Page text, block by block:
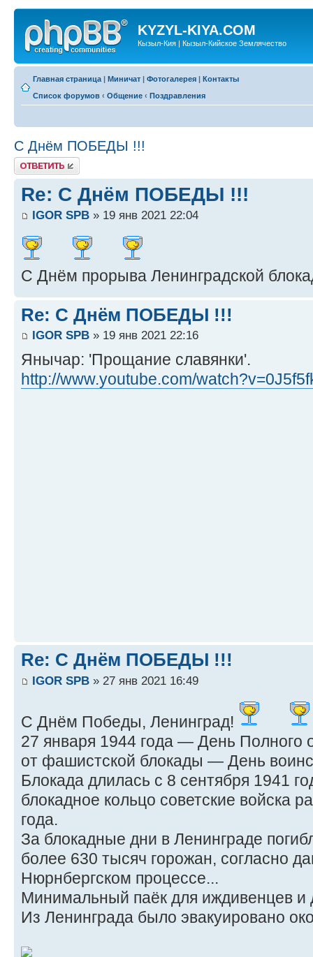
KYZYL-KIYA.COM
Кызыл-Кия | Кызыл-Кийское Землячество
Главная страница | Миничат | Фотогалерея | Контакты
Список форумов ‹ Общение ‹ Поздравления
С Днём ПОБЕДЫ !!!
Ответить
Re: С Днём ПОБЕДЫ !!!
IGOR SPB » 19 янв 2021 22:04
С Днём прорыва Ленинградской
Re: С Днём ПОБЕДЫ !!!
IGOR SPB » 19 янв 2021 22:16
Янычар: 'Прощание славянки'.
http://www.youtube.com/
Re: С Днём ПОБЕДЫ !!!
IGOR SPB » 27 янв 2021 16:49
С Днём Победы, Ленинград!
27 января 1944 года — День Полного
от фашистской блокады — День
Блокада длилась с 8 сентября 1941
блокадное кольцо советские войска
года.
За блокадные дни в Ленинграде
более 630 тысяч горожан, согласно
Нюрнбергском процессе...
Минимальный паёк для иждивенцев и
Из Ленинграда было эвакуировано